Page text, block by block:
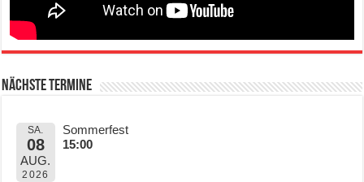
Nächste Termine
SA.
08
AUG.
2026
Sommerfest
15:00